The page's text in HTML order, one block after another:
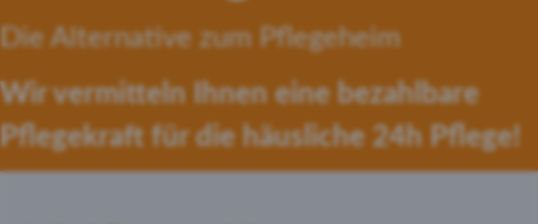
Die Alternative zum Pflegeheim
Wir vermitteln Ihnen eine bezahlbare
Pflegekraft für die häusliche 24h Pflege!